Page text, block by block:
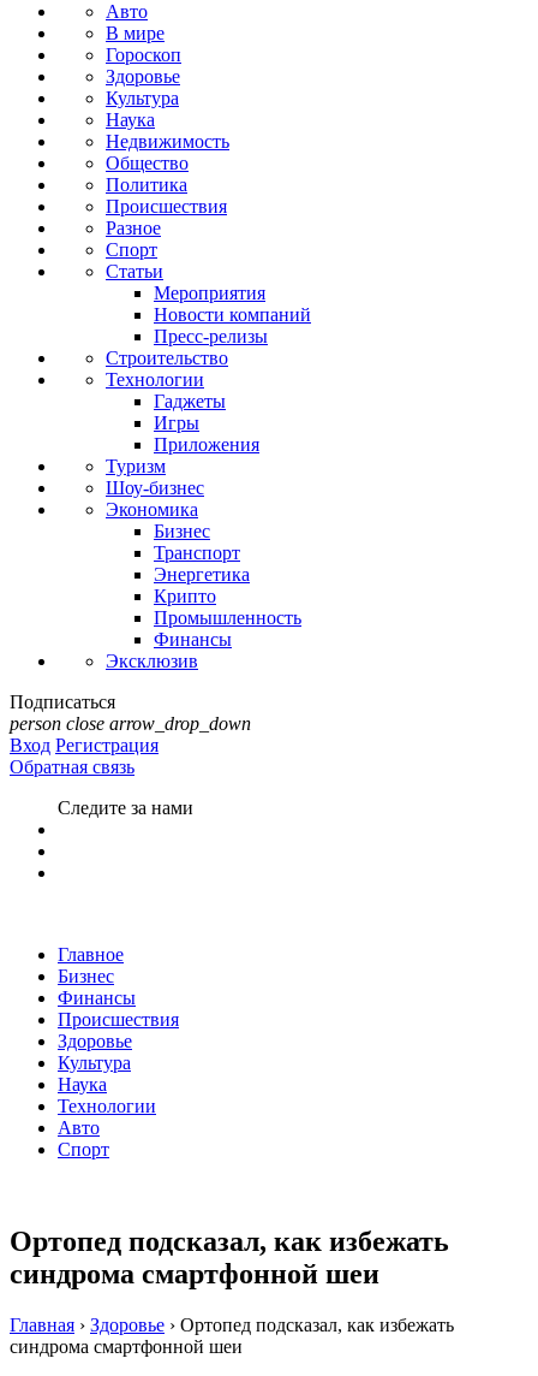
Авто
В мире
Гороскоп
Здоровье
Культура
Наука
Недвижимость
Общество
Политика
Происшествия
Разное
Спорт
Статьи
Мероприятия
Новости компаний
Пресс-релизы
Строительство
Технологии
Гаджеты
Игры
Приложения
Туризм
Шоу-бизнес
Экономика
Бизнес
Транспорт
Энергетика
Крипто
Промышленность
Финансы
Эксклюзив
Подписаться
person close arrow_drop_down
Вход Регистрация
Обратная связь
Следите за нами
Главное
Бизнес
Финансы
Происшествия
Здоровье
Культура
Наука
Технологии
Авто
Спорт
Ортопед подсказал, как избежать
синдрома смартфонной шеи
Главная › Здоровье › Ортопед подсказал, как избежать
синдрома смартфонной шеи